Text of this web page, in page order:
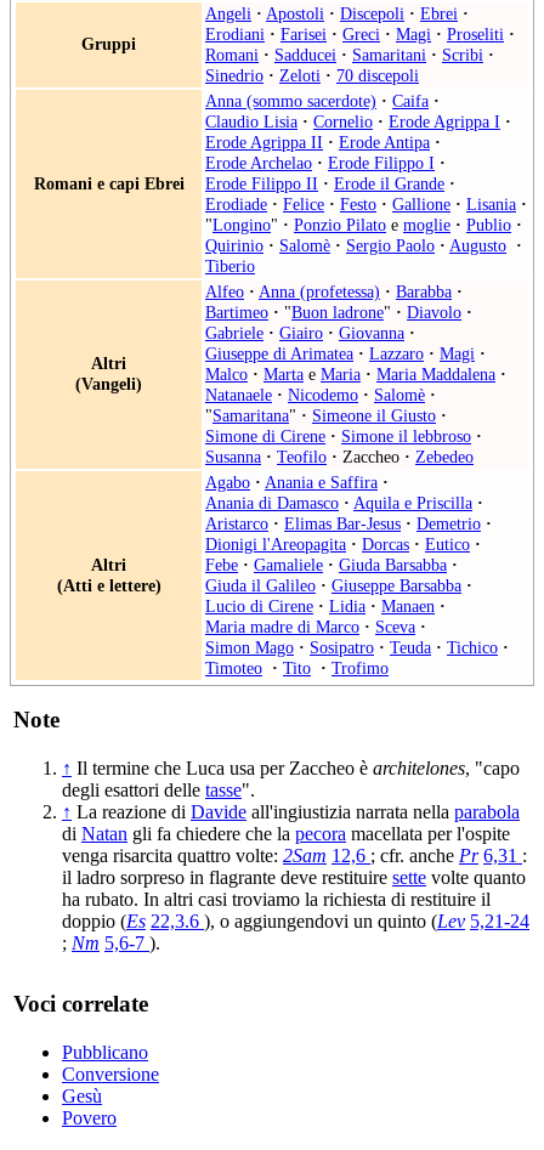
Gruppi
Angeli · Apostoli · Discepoli · Ebrei ·
Erodiani · Farisei · Greci · Magi · Proseliti ·
Romani · Sadducei · Samaritani · Scribi ·
Sinedrio · Zeloti · 70 discepoli
Romani e capi Ebrei
Anna (sommo sacerdote) · Caifa ·
Claudio Lisia · Cornelio · Erode Agrippa I ·
Erode Agrippa II · Erode Antipa ·
Erode Archelao · Erode Filippo I ·
Erode Filippo II · Erode il Grande ·
Erodiade · Felice · Festo · Gallione · Lisania ·
"Longino" · Ponzio Pilato e moglie · Publio ·
Quirinio · Salomè · Sergio Paolo · Augusto ·
Tiberio
Altri
(Vangeli)
Alfeo · Anna (profetessa) · Barabba ·
Bartimeo · "Buon ladrone" · Diavolo ·
Gabriele · Giairo · Giovanna ·
Giuseppe di Arimatea · Lazzaro · Magi ·
Malco · Marta e Maria · Maria Maddalena ·
Natanaele · Nicodemo · Salomè ·
"Samaritana" · Simeone il Giusto ·
Simone di Cirene · Simone il lebbroso ·
Susanna · Teofilo · Zaccheo · Zebedeo
Altri
(Atti e lettere)
Agabo · Anania e Saffira ·
Anania di Damasco · Aquila e Priscilla ·
Aristarco · Elimas Bar-Jesus · Demetrio ·
Dionigi l'Areopagita · Dorcas · Eutico ·
Febe · Gamaliele · Giuda Barsabba ·
Giuda il Galileo · Giuseppe Barsabba ·
Lucio di Cirene · Lidia · Manaen ·
Maria madre di Marco · Sceva ·
Simon Mago · Sosipatro · Teuda · Tichico ·
Timoteo · Tito · Trofimo
Note
↑ Il termine che Luca usa per Zaccheo è architelones, "capo
degli esattori delle tasse".
↑ La reazione di Davide all'ingiustizia narrata nella parabola
di Natan gli fa chiedere che la pecora macellata per l'ospite
venga risarcita quattro volte: 2Sam 12,6 ; cfr. anche Pr 6,31 :
il ladro sorpreso in flagrante deve restituire sette volte quanto
ha rubato. In altri casi troviamo la richiesta di restituire il
doppio (Es 22,3.6 ), o aggiungendovi un quinto (Lev 5,21-24
; Nm 5,6-7 ).
Voci correlate
Pubblicano
Conversione
Gesù
Povero